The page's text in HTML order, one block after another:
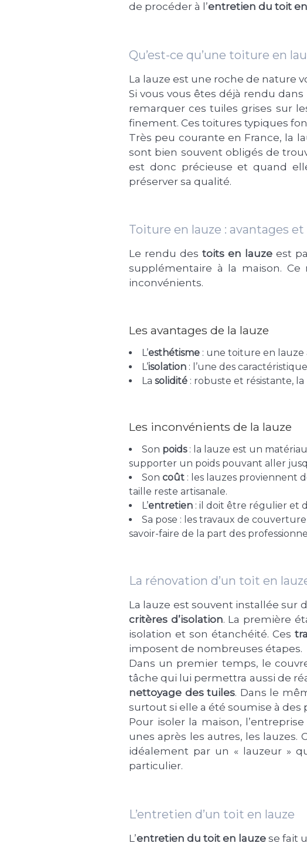
de procéder à l’entretien du toit
Qu’est-ce qu’une toiture en
La lauze est une roche de nature
Si vous vous êtes déjà rendu
remarquer ces tuiles grises sur
finement. Ces toitures typiques
Très peu courante en France, la
sont bien souvent obligés de
est donc précieuse et quand
préserver sa qualité.
Toiture en lauze : avantages
Le rendu des toits en lauze est
supplémentaire à la maison. Ce
inconvénients.
Les avantages de la lauze
L’esthétisme : une toiture en lauze
L’isolation : l’une des
La solidité : robuste et résistante,
Les inconvénients de la lauze
Son poids: la lauze est un
supporter un poids pouvant aller
Son coût : les lauzes proviennent
taille reste artisanale.
L’entretien : il doit être régulier et
Sa pose : les travaux de
savoir-faire de la part des
La rénovation d’un toit en
La lauze est souvent installée sur
critères d’isolation. La première
isolation et son étanchéité. Ces
imposent de nombreuses étapes.
Dans un premier temps, le
tâche qui lui permettra aussi de
nettoyage des tuiles. Dans le
surtout si elle a été soumise à des
Pour isoler la maison,
unes après les autres, les
idéalement par un « lauzeur »
particulier.
L’entretien d’un toit en lauze
L’entretien du toit en lauze se fait